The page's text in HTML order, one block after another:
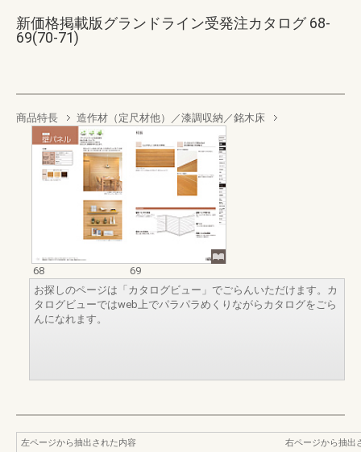
新価格掲載版グランドライン受発注カタログ 68-
69(70-71)
商品特長 造作材（定尺材他）／漆調収納／銘木床
68
69
お探しのページは「カタログビュー」でごらんいただけます。カ
タログビューではweb上でパラパラめくりながらカタログをごら
んになれます。
左ページから抽出された内容
右ページから抽出